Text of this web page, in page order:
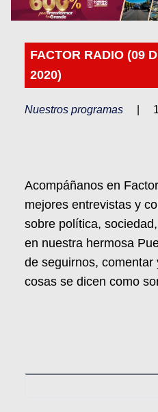
FACTOR RADIO (09
2020)
Nuestros programas
Acompáñanos en
mejores entrevistas y
sobre política,
en nuestra hermosa
de seguirnos,
cosas se dicen como